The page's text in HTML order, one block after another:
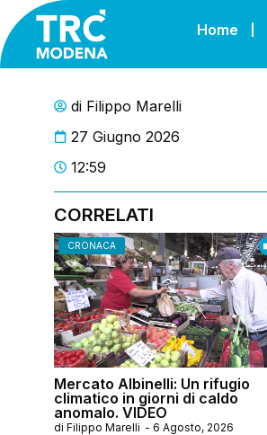
Home
di Filippo Marelli
27 Giugno 2026
12:59
CORRELATI
CRONACA
Mercato Albinelli: Un rifugio
climatico in giorni di caldo
anomalo. VIDEO
di Filippo Marelli - 6 Agosto, 2026